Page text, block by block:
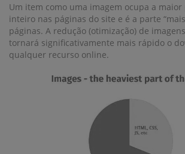
Um item como uma imagem ocupa a
inteiro nas páginas do site e é a parte
páginas. A redução (otimização) de
tornará significativamente mais rápido o
qualquer recurso online.